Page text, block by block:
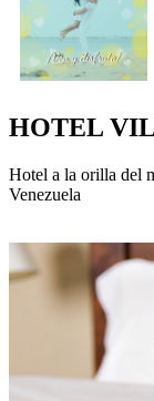
HOTEL
Hotel a la orilla del
Venezuela